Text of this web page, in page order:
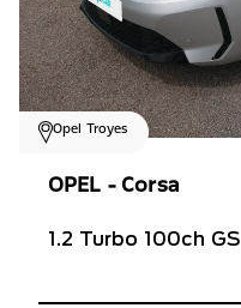
Opel Troyes
OPEL - Corsa
1.2 Turbo 100ch GS